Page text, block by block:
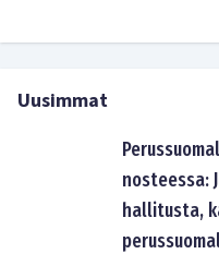
Uusimmat
nosteessa:
hallitusta,